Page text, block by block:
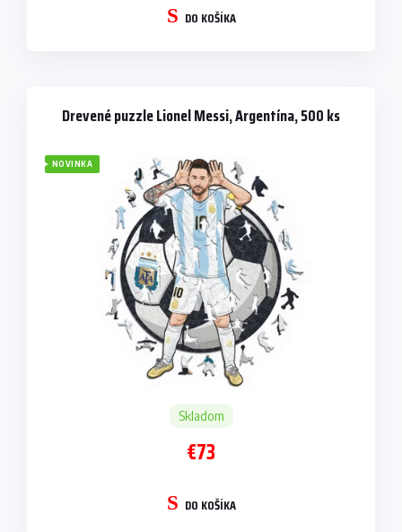
DO KOŠÍKA
Drevené puzzle Lionel Messi, Argentína, 500 ks
NOVINKA
Skladom
€73
DO KOŠÍKA